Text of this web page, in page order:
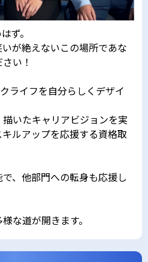
ず。
が絶えないこの場所であな
い！
ライフを自分らしくデザイ
いたキャリアビジョンを実
ルアップを応援する資格取
、他部門への転身も応援し
な道が開きます。